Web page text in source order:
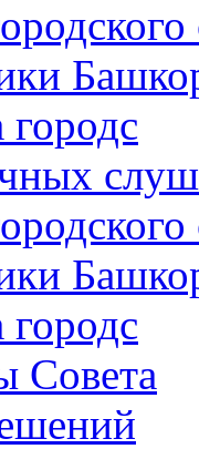
Совета